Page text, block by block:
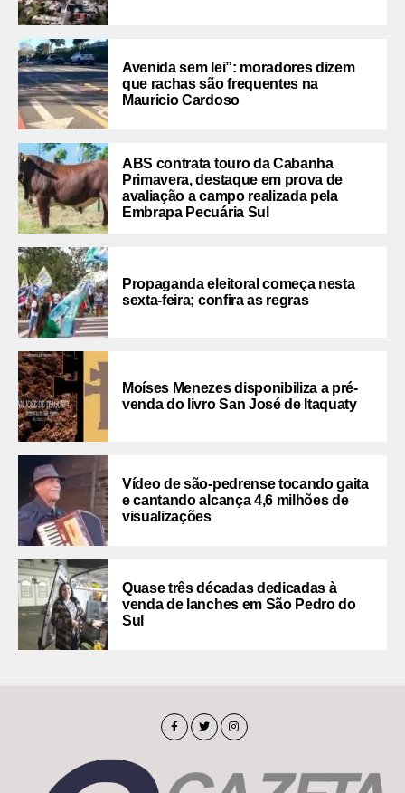
Avenida sem lei”: moradores dizem
que rachas são frequentes na
Mauricio Cardoso
ABS contrata touro da Cabanha
Primavera, destaque em prova de
avaliação a campo realizada pela
Embrapa Pecuária Sul
Propaganda eleitoral começa nesta
sexta-feira; confira as regras
Moíses Menezes disponibiliza a pré-
venda do livro San José de Itaquaty
Vídeo de são-pedrense tocando gaita
e cantando alcança 4,6 milhões de
visualizações
Quase três décadas dedicadas à
venda de lanches em São Pedro do
Sul